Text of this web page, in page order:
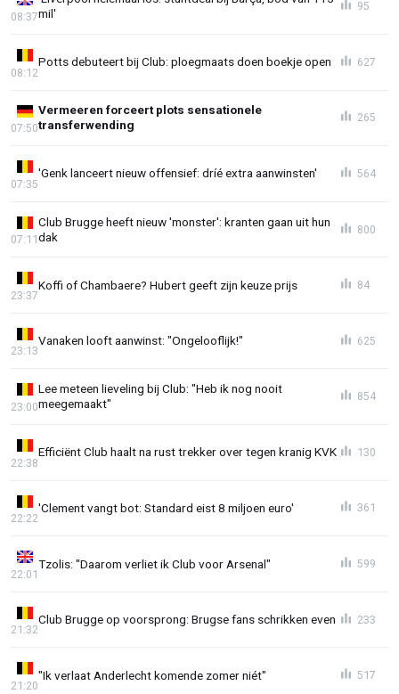
mil'
08:37
95
Potts debuteert bij Club: ploegmaats doen boekje open
08:12
627
Vermeeren forceert plots sensationele
transferwending
07:50
265
'Genk lanceert nieuw offensief: dríé extra aanwinsten'
07:35
564
Club Brugge heeft nieuw 'monster': kranten gaan uit hun
dak
07:11
800
Koffi of Chambaere? Hubert geeft zijn keuze prijs
23:37
84
Vanaken looft aanwinst: "Ongelooflijk!"
23:13
625
Lee meteen lieveling bij Club: "Heb ik nog nooit
meegemaakt"
23:00
854
Efficiënt Club haalt na rust trekker over tegen kranig KVK
22:38
130
'Clement vangt bot: Standard eist 8 miljoen euro'
22:22
361
Tzolis: "Daarom verliet ik Club voor Arsenal"
22:01
599
Club Brugge op voorsprong: Brugse fans schrikken even
21:32
233
"Ik verlaat Anderlecht komende zomer niét"
21:20
517